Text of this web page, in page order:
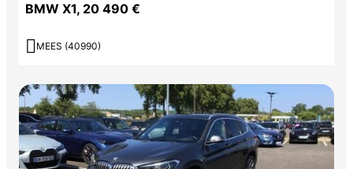
BMW X1, 20 490 €
 MEES (40990)